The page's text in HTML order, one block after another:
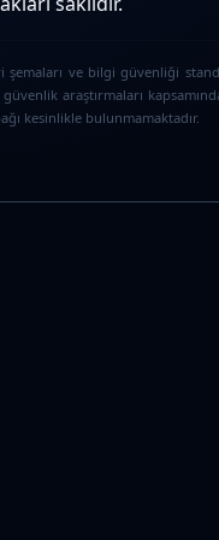
ve bilgi güvenliği
araştırmaları
kesinlikle bulunmamaktadır.